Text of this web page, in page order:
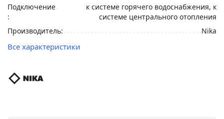
Подключение
:
к системе горячего водоснабжения, к
системе центрального отопления
Производитель:
Nika
Все характеристики